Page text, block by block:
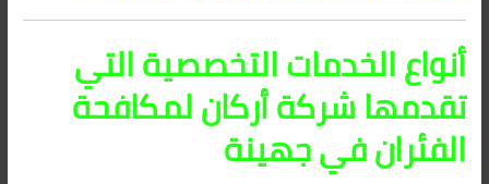
أنواع الخدمات التخصصية التي
تقدمها شركة أركان لمكافحة
الفئران في جهينة